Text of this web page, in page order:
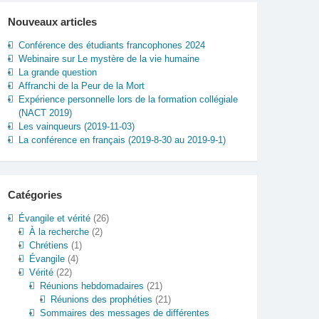
Nouveaux articles
Conférence des étudiants francophones 2024
Webinaire sur Le mystère de la vie humaine
La grande question
Affranchi de la Peur de la Mort
Expérience personnelle lors de la formation collégiale
(NACT 2019)
Les vainqueurs (2019-11-03)
La conférence en français (2019-8-30 au 2019-9-1)
Catégories
Évangile et vérité(26)
À la recherche(2)
Chrétiens (1)
Évangile(4)
Vérité(22)
Réunions hebdomadaires (21)
Réunions des prophéties (21)
Sommaires des messages de différentes